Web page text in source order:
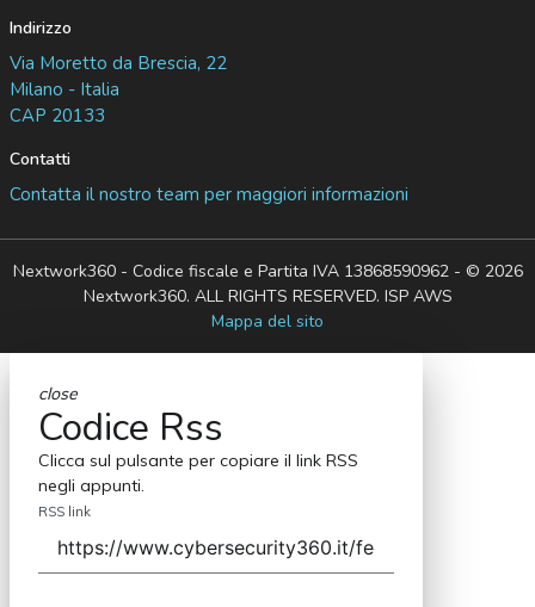
Indirizzo
Via Moretto da Brescia, 22
Milano - Italia
CAP 20133
Contatti
Contatta il nostro team per maggiori informazioni
Nextwork360 - Codice fiscale e Partita IVA 13868590962 - © 2026
Nextwork360. ALL RIGHTS RESERVED. ISP AWS
Mappa del sito
close
Codice Rss
Clicca sul pulsante per copiare il link RSS
negli appunti.
RSS link